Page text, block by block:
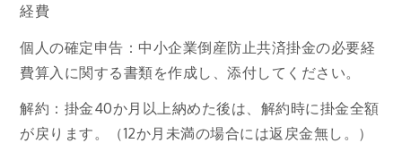
経費
個人の確定申告：中小企業倒産防止共済掛金の必要経
費算入に関する書類を作成し、添付してください。
解約：掛金40か月以上納めた後は、解約時に掛金全額
が戻ります。（12か月未満の場合には返戻金無し。）